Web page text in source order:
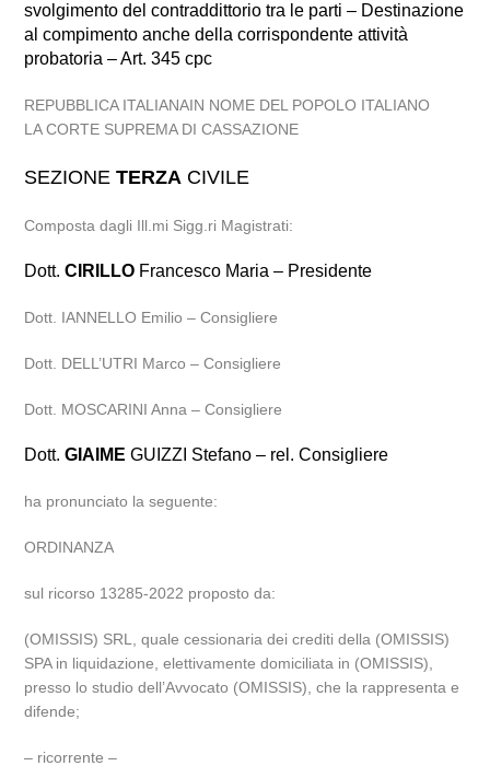
svolgimento del contraddittorio tra le parti – Destinazione
al compimento anche della corrispondente attività
probatoria – Art. 345 cpc
REPUBBLICA ITALIANAIN NOME DEL POPOLO ITALIANO
LA CORTE SUPREMA DI CASSAZIONE
SEZIONETERZA CIVILE
Composta dagli Ill.mi Sigg.ri Magistrati:
Dott.CIRILLO Francesco Maria – Presidente
Dott. IANNELLO Emilio – Consigliere
Dott. DELL’UTRI Marco – Consigliere
Dott. MOSCARINI Anna – Consigliere
Dott.GIAIME GUIZZI Stefano – rel. Consigliere
ha pronunciato la seguente:
ORDINANZA
sul ricorso 13285-2022 proposto da:
(OMISSIS) SRL, quale cessionaria dei crediti della (OMISSIS)
SPA in liquidazione, elettivamente domiciliata in (OMISSIS),
presso lo studio dell’Avvocato (OMISSIS), che la rappresenta e
difende;
– ricorrente –